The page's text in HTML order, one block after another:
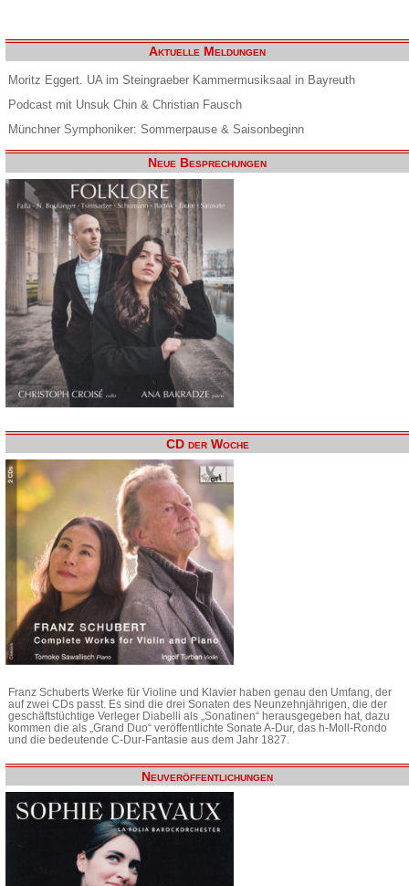
Aktuelle Meldungen
Moritz Eggert. UA im Steingraeber Kammermusiksaal in Bayreuth
Podcast mit Unsuk Chin & Christian Fausch
Münchner Symphoniker: Sommerpause & Saisonbeginn
Neue Besprechungen
CD der Woche
Franz Schuberts Werke für Violine und Klavier haben genau den Umfang, der
auf zwei CDs passt. Es sind die drei Sonaten des Neunzehnjährigen, die der
geschäftstüchtige Verleger Diabelli als „Sonatinen“ herausgegeben hat, dazu
kommen die als „Grand Duo“ veröffentlichte Sonate A-Dur, das h-Moll-Rondo
und die bedeutende C-Dur-Fantasie aus dem Jahr 1827.
Neuveröffentlichungen